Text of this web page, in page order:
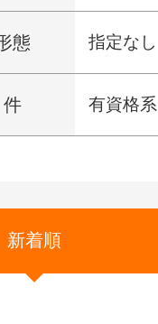
態 指定なし
有資格系
新着順